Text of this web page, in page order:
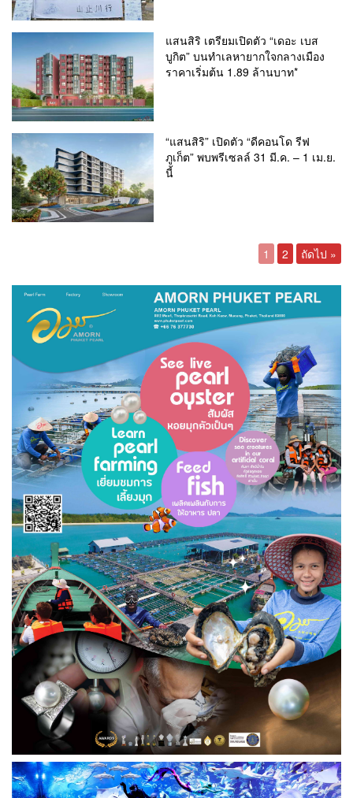
แสนสิริ เตรียมเปิดตัว “เดอะ เบส
บูกิต” บนทำเลหายากใจกลางเมือง
ราคาเริ่มต้น 1.89 ล้านบาท*
“แสนสิริ” เปิดตัว “ดีคอนโด รีฟ
ภูเก็ต” พบพรีเซลล์ 31 มี.ค. – 1 เม.ย.
นี้
1 2 ถัดไป »